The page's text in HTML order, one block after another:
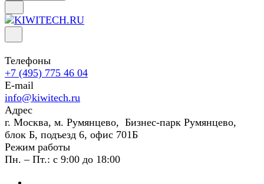
Телефоны
+7 (495) 775 46 04
E-mail
info@kiwitech.ru
Адрес
г. Москва, м. Румянцево, Бизнес-парк Румянцево,
блок Б, подъезд 6, офис 701Б
Режим работы
Пн. – Пт.: с 9:00 до 18:00